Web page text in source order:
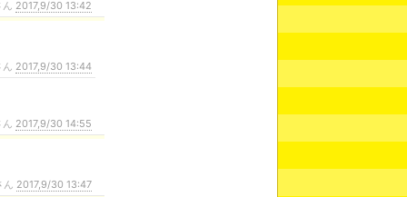
2017,9/30 13:42
2017,9/30 13:44
2017,9/30 14:55
2017,9/30 13:47